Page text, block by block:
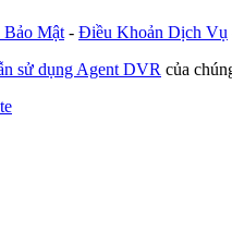
Bảo Mật - Điều Khoản Dịch Vụ
sử dụng Agent DVR của